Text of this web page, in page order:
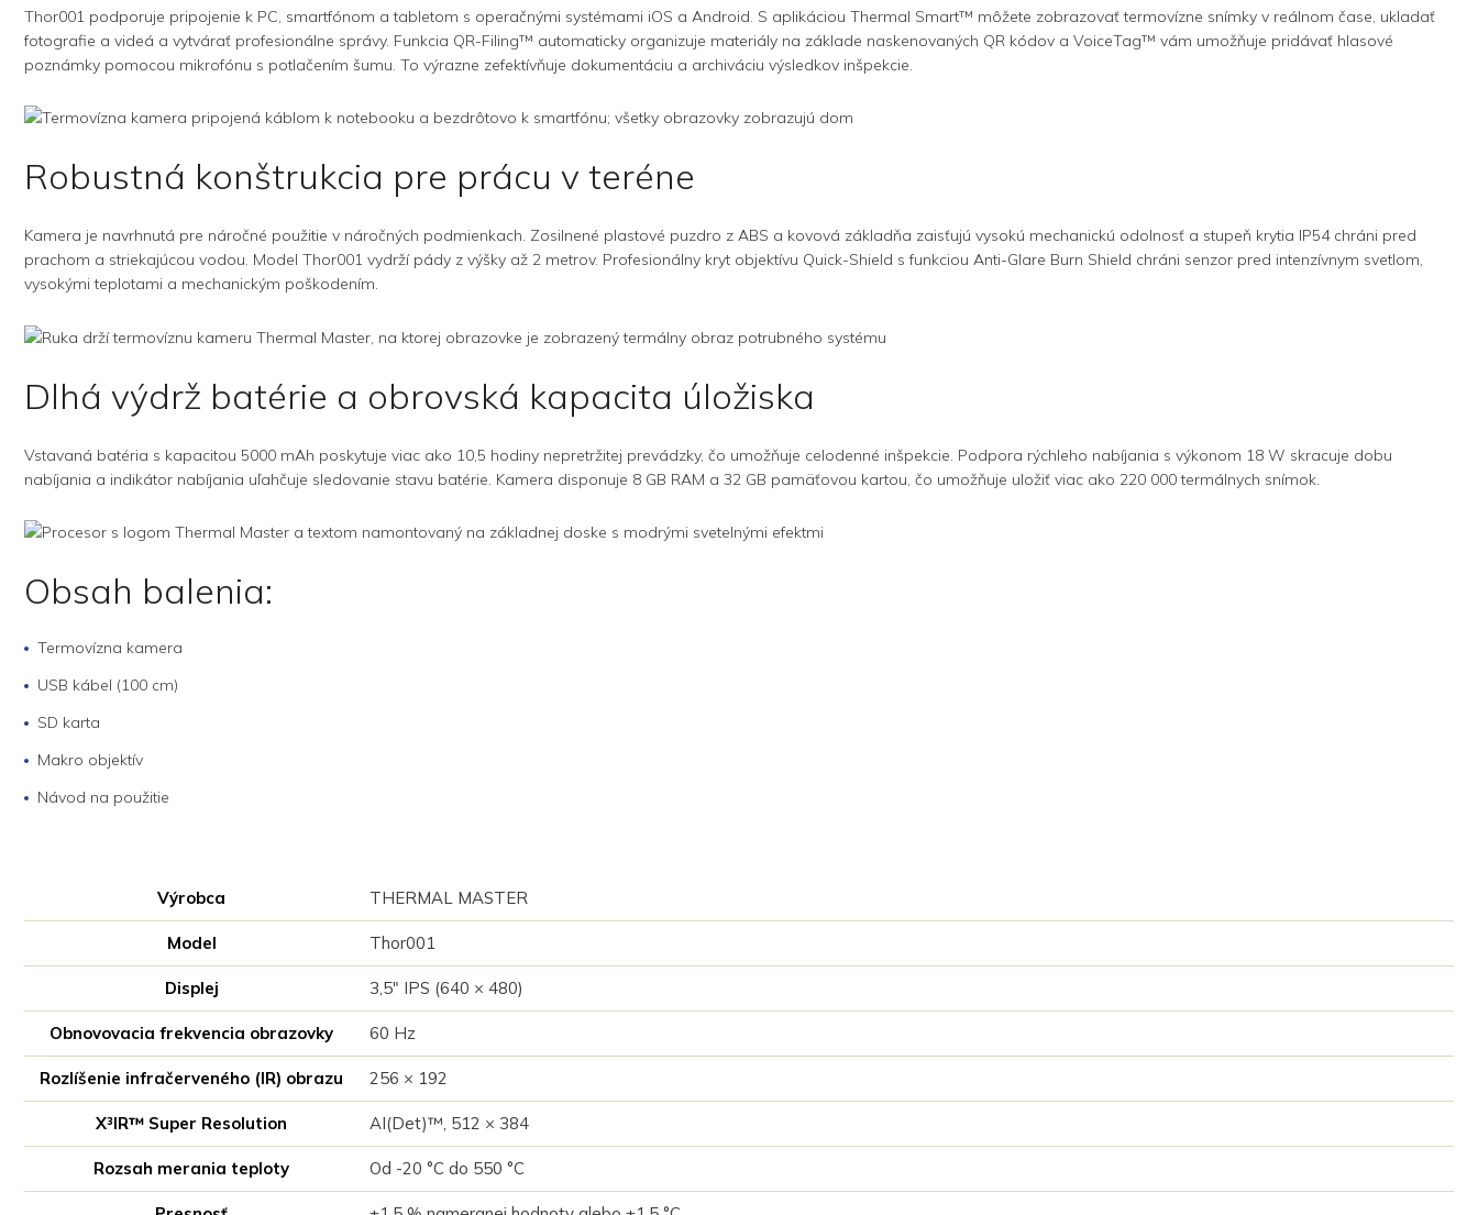
Thor001 podporuje pripojenie k PC, smartfónom a tabletom s operačnými systémami iOS a Android. S aplikáciou Thermal Smart™ môžete zobrazovať termovízne snímky v reálnom čase, ukladať
fotografie a videá a vytvárať profesionálne správy. Funkcia QR-Filing™ automaticky organizuje materiály na základe naskenovaných QR kódov a VoiceTag™ vám umožňuje pridávať hlasové
poznámky pomocou mikrofónu s potlačením šumu. To výrazne zefektívňuje dokumentáciu a archiváciu výsledkov inšpekcie.
Robustná konštrukcia pre prácu v teréne
Kamera je navrhnutá pre náročné použitie v náročných podmienkach. Zosilnené plastové puzdro z ABS a kovová základňa zaisťujú vysokú mechanickú odolnosť a stupeň krytia IP54 chráni pred
prachom a striekajúcou vodou. Model Thor001 vydrží pády z výšky až 2 metrov. Profesionálny kryt objektívu Quick-Shield s funkciou Anti-Glare Burn Shield chráni senzor pred intenzívnym svetlom,
vysokými teplotami a mechanickým poškodením.
Dlhá výdrž batérie a obrovská kapacita úložiska
Vstavaná batéria s kapacitou 5000 mAh poskytuje viac ako 10,5 hodiny nepretržitej prevádzky, čo umožňuje celodenné inšpekcie. Podpora rýchleho nabíjania s výkonom 18 W skracuje dobu
nabíjania a indikátor nabíjania uľahčuje sledovanie stavu batérie. Kamera disponuje 8 GB RAM a 32 GB pamäťovou kartou, čo umožňuje uložiť viac ako 220 000 termálnych snímok.
Obsah balenia:
Termovízna kamera
USB kábel (100 cm)
SD karta
Makro objektív
Návod na použitie
Výrobca THERMAL MASTER
Model Thor001
Displej 3,5" IPS (640 × 480)
Obnovovacia frekvencia obrazovky 60 Hz
Rozlíšenie infračerveného (IR) obrazu 256 × 192
X³IR™ Super Resolution AI(Det)™, 512 × 384
Rozsah merania teploty Od -20 °C do 550 °C